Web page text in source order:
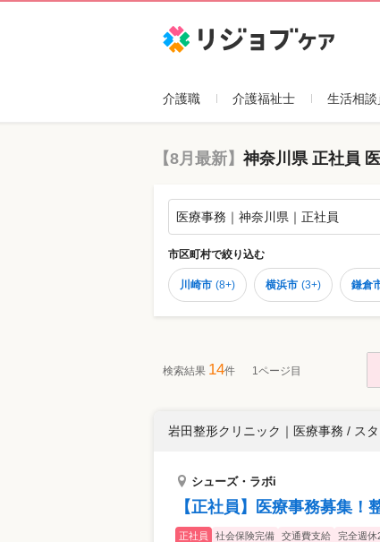
介護職 介護福祉士 生活相談
【8月最新】 神奈川県 正社員
医療事務｜神奈川県｜正社員
市区町村で絞り込む
川崎市 (8+) 横浜市 (3+) 鎌倉
検索結果 14件 1ページ目
岩田整形クリニック ｜ 医療事務 / ス
シューズ・ラボi
【正社員】医療事務募集
正社員 社会保険完備 交通費支給 完全週休